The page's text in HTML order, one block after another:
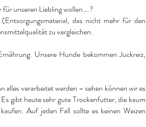
für unseren Liebling wollen….?
das nicht mehr für den
zu vergleichen.
Unsere Hunde bekommen Juckreiz,
verarbeitet werden – sehen können wir es
gibt heute sehr gute Trockenfutter, die kaum
Auf jeden Fall sollte es keinen Weizen